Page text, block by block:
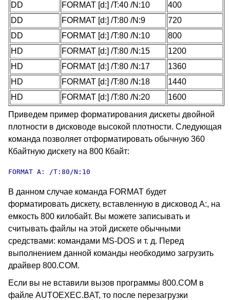
DD
FORMAT [d:] /T:40 /N:10
400
DD
FORMAT [d:] /T:80 /N:9
720
DD
FORMAT [d:] /T:80 /N:10
800
HD
FORMAT [d:] /T:80 /N:15
1200
HD
FORMAT [d:] /T:80 /N:17
1360
HD
FORMAT [d:] /T:80 /N:18
1440
HD
FORMAT [d:] /T:80 /N:20
1600
Приведем пример форматирования дискеты двойной
плотности в дисководе высокой плотности. Следующая
команда позволяет отформатировать обычную 360
Кбайтную дискету на 800 Кбайт:
FORMAT A: /T:80/N:10
В данном случае команда FORMAT будет
форматировать дискету, вставленную в дисковод A:, на
емкость 800 килобайт. Вы можете записывать и
считывать файлы на этой дискете обычными
средствами: командами MS-DOS и т. д. Перед
выполнением данной команды необходимо загрузить
драйвер 800.COM.
Если вы не вставили вызов программы 800.COM в
файле AUTOEXEC.BAT, то после перезагрузки